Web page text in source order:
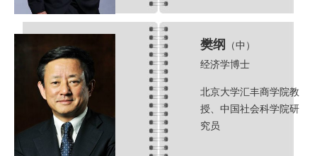
樊纲
（中）
经济学博士
北京大学汇丰商学院教
授、中国社会科学院研
究员